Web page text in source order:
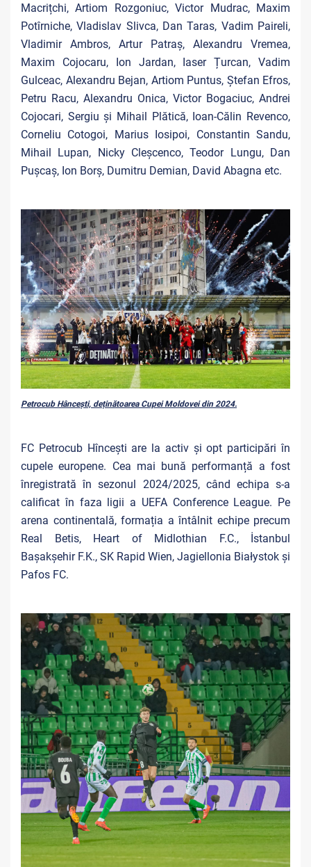
Macrițchi, Artiom Rozgoniuc, Victor Mudrac, Maxim
Potîrniche, Vladislav Slivca, Dan Taras, Vadim Paireli,
Vladimir Ambros, Artur Patraș, Alexandru Vremea,
Maxim Cojocaru, Ion Jardan, Iaser Țurcan, Vadim
Gulceac, Alexandru Bejan, Artiom Puntus, Ștefan Efros,
Petru Racu, Alexandru Onica, Victor Bogaciuc, Andrei
Cojocari, Sergiu și Mihail Plătică, Ioan-Călin Revenco,
Corneliu Cotogoi, Marius Iosipoi, Constantin Sandu,
Mihail Lupan, Nicky Cleșcenco, Teodor Lungu, Dan
Pușcaș, Ion Borș, Dumitru Demian, David Abagna etc.
Petrocub Hâncești, deținătoarea Cupei Moldovei din 2024.
FC Petrocub Hîncești are la activ și opt participări în
cupele europene. Cea mai bună performanță a fost
înregistrată în sezonul 2024/2025, când echipa s-a
calificat în faza ligii a UEFA Conference League. Pe
arena continentală, formația a întâlnit echipe precum
Real Betis, Heart of Midlothian F.C., İstanbul
Başakşehir F.K., SK Rapid Wien, Jagiellonia Białystok și
Pafos FC.